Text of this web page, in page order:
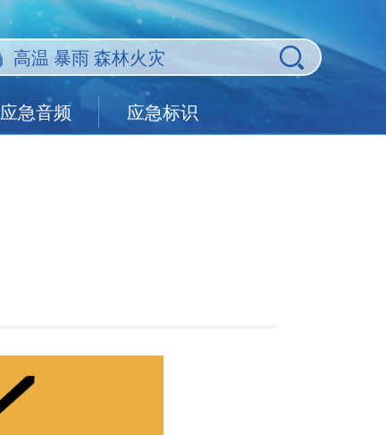
应急音频 应急标识